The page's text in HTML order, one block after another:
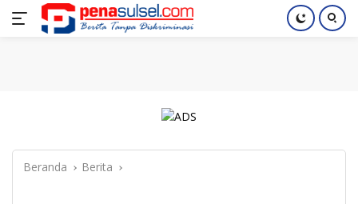
Langsung
Home Nasional Pendidikan Index
Beranda Berita